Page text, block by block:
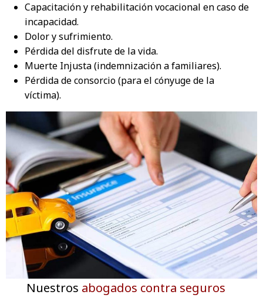
Capacitación y rehabilitación vocacional en caso de
incapacidad.
Dolor y sufrimiento.
Pérdida del disfrute de la vida.
Muerte Injusta (indemnización a familiares).
Pérdida de consorcio (para el cónyuge de la
víctima).
Nuestros abogados contra seguros